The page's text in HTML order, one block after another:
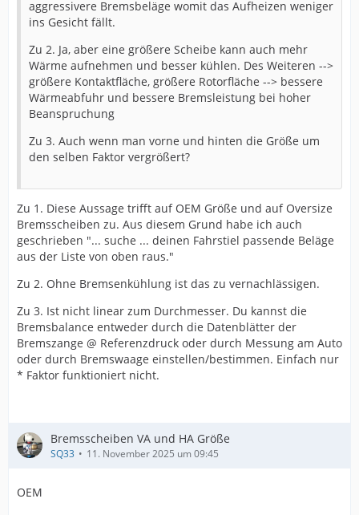
aggressivere Bremsbeläge womit das Aufheizen weniger
ins Gesicht fällt.
Zu 2. Ja, aber eine größere Scheibe kann auch mehr
Wärme aufnehmen und besser kühlen. Des Weiteren -->
größere Kontaktfläche, größere Rotorfläche --> bessere
Wärmeabfuhr und bessere Bremsleistung bei hoher
Beanspruchung
Zu 3. Auch wenn man vorne und hinten die Größe um
den selben Faktor vergrößert?
Zu 1. Diese Aussage trifft auf OEM Größe und auf Oversize
Bremsscheiben zu. Aus diesem Grund habe ich auch
geschrieben "... suche ... deinen Fahrstiel passende Beläge
aus der Liste von oben raus."
Zu 2. Ohne Bremsenkühlung ist das zu vernachlässigen.
Zu 3. Ist nicht linear zum Durchmesser. Du kannst die
Bremsbalance entweder durch die Datenblätter der
Bremszange @ Referenzdruck oder durch Messung am Auto
oder durch Bremswaage einstellen/bestimmen. Einfach nur
* Faktor funktioniert nicht.
Bremsscheiben VA und HA Größe
SQ33 11. November 2025 um 09:45
OEM